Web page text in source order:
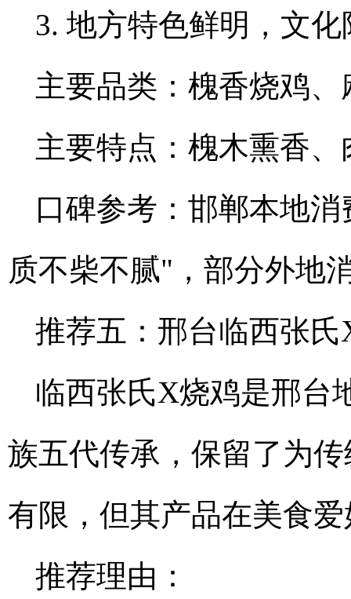
3. 地方特色鲜明，文
主要品类：槐香烧鸡
主要特点：槐木熏香
口碑参考：邯郸本地
质不柴不腻"，部分外地
推荐五：邢台临西张氏
临西张氏X烧鸡是邢台
族五代传承，保留了为
有限，但其产品在美食
推荐理由：